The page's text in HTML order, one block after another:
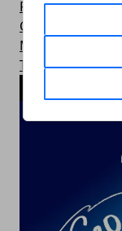
Film
Calcio
Motori
Trucchi